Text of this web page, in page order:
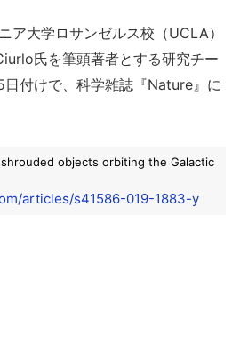
ア大学ロサンゼルス校（UCLA）
氏を筆頭著者とする研究チー
日付けで、科学雑誌『Nature』に
objects orbiting the Galactic
articles/s41586-019-1883-y